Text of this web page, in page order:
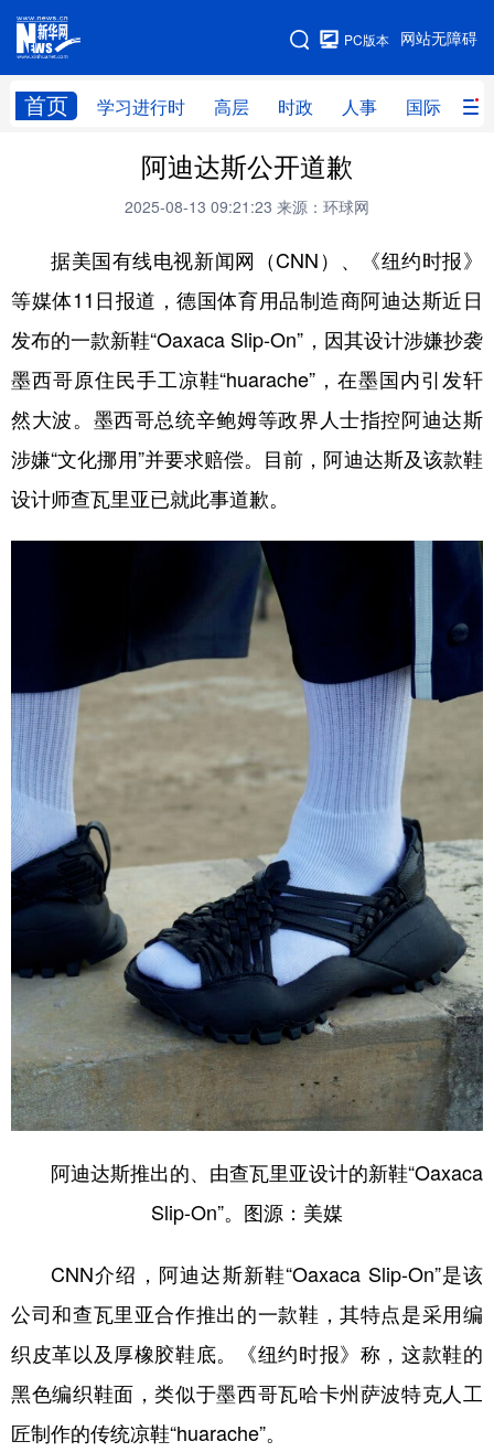
网站无障碍
PC版本
首页 学习进行时 高层 时政 人事 国际 财
网站地图
高层 时政
财经 网评
台湾 思客智库 全球连线 教育
科技 科创 量子 体育
文化 书画 健康 军事
食品 人居
一带一路 亚太网 上市公司
文化产业
地方频道
北京 河北 山西
辽宁 上海 江苏
安徽
河南 湖南
广西 海南 重庆
四川 贵州 云南 西藏
陕西 甘肃 青海 宁夏
新疆 内蒙古 黑龙江
多语种频道
English Español Français عربى
Русский язык 日本語 한국어
Deutsch Português
阿迪达斯公开道歉
2025-08-13 09:21:23 来源：环球网
据美国有线电视新闻网（CNN）、《纽约时报》
等媒体11日报道，德国体育用品制造商阿迪达斯近日
发布的一款新鞋“Oaxaca Slip-On”，因其设计涉嫌抄袭
墨西哥原住民手工凉鞋“huarache”，在墨国内引发轩
然大波。墨西哥总统辛鲍姆等政界人士指控阿迪达斯
涉嫌“文化挪用”并要求赔偿。目前，阿迪达斯及该款鞋
设计师查瓦里亚已就此事道歉。
阿迪达斯推出的、由查瓦里亚设计的新鞋“Oaxaca
Slip-On”。图源：美媒
CNN介绍，阿迪达斯新鞋“Oaxaca Slip-On”是该
公司和查瓦里亚合作推出的一款鞋，其特点是采用编
织皮革以及厚橡胶鞋底。《纽约时报》称，这款鞋的
黑色编织鞋面，类似于墨西哥瓦哈卡州萨波特克人工
匠制作的传统凉鞋“huarache”。